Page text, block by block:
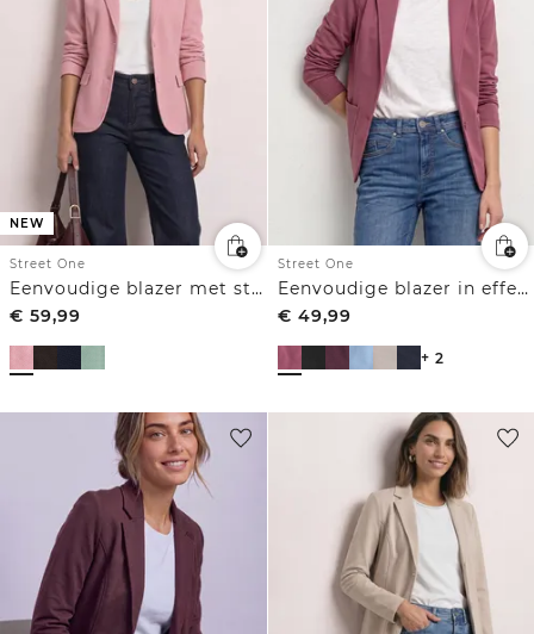
NEW
Street One
Eenvoudige blazer met structuur
€ 59,99
Street One
Eenvoudige blazer in effen kleur
€ 49,99
+ 2